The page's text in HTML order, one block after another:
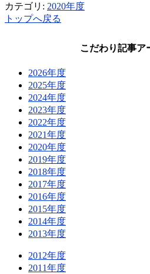
カテゴリ: 2020年度
トップへ戻る
こだわり記事ア
2026年度
2025年度
2024年度
2023年度
2022年度
2021年度
2020年度
2019年度
2018年度
2017年度
2016年度
2015年度
2014年度
2013年度
2012年度
2011年度